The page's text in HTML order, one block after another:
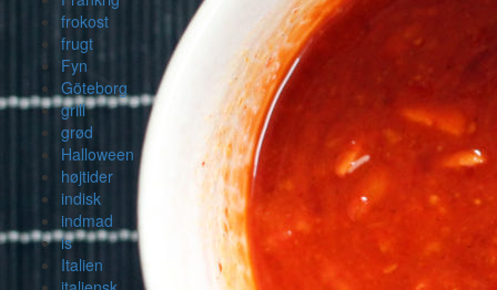
frokost
frugt
Fyn
Göteborg
grill
grød
Halloween
højtider
indisk
indmad
is
Italien